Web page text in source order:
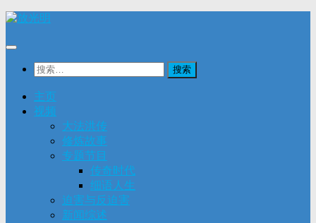
Skip
搜
主页
视频
大法洪传
修炼故事
专题节目
传奇时代
细语人生
迫害与反迫害
新闻综述